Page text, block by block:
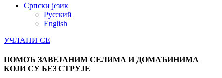
Српски језик
Русский
English
УЧЛАНИ СЕ
ПОМОЋ ЗАВЕЈАНИМ СЕЛИМА И ДОМАЋИНИМА
КОЈИ СУ БЕЗ СТРУЈЕ